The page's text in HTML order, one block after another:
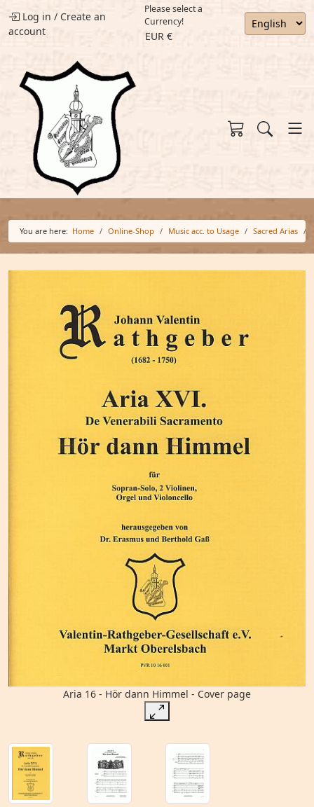
Log in / Create an
account
Please select a
Currency!
EUR €
You are here: Home Online-Shop Music acc. to Usage Sacred Arias
Aria 16 - Hör dann Himmel - Cover page